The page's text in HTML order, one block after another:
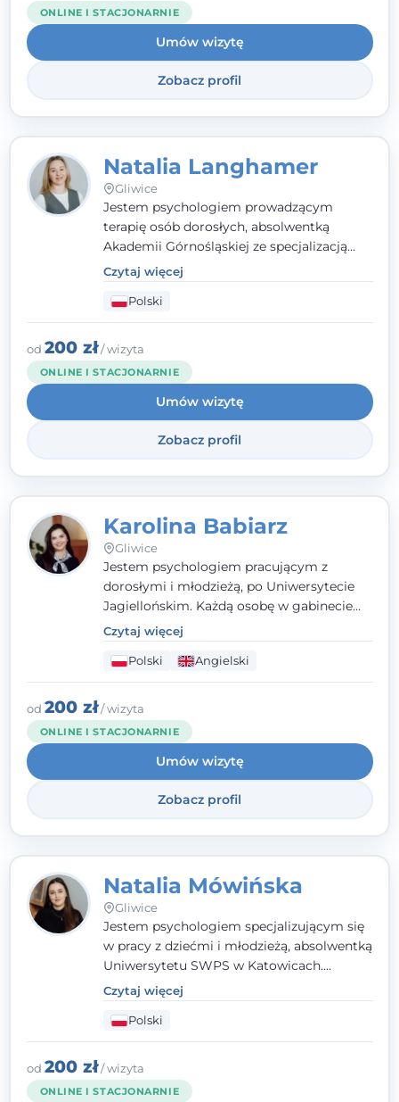
ONLINE I STACJONARNIE
Umów wizytę
Zobacz profil
Natalia Langhamer
Gliwice
Jestem psychologiem prowadzącym
terapię osób dorosłych, absolwentką
Akademii Górnośląskiej ze specjalizacją
kliniczną. Oferuję konsultacje
psychologiczne i pierwszą pomoc
psychologiczną w kryzysie, przewlekłym
stresie czy obniżonym nastroju. Każde
spotkanie traktuję z szacunkiem,
uważnością i w atmosferze zaufania.
Czytaj więcej
Polski
od 200 zł/ wizyta
ONLINE I STACJONARNIE
Umów wizytę
Zobacz profil
Karolina Babiarz
Gliwice
Jestem psychologiem pracującym z
dorosłymi i młodzieżą, po Uniwersytecie
Jagiellońskim. Każdą osobę w gabinecie
traktuję jak osobną historię, którą poznaję,
budując relację opartą na zaufaniu i
empatii. Przyjmuję w Poradni Teraply.pl w
Gliwicach oraz online, po polsku i po
angielsku.
Czytaj więcej
Polski Angielski
od 200 zł/ wizyta
ONLINE I STACJONARNIE
Umów wizytę
Zobacz profil
Natalia Mówińska
Gliwice
Jestem psychologiem specjalizującym się
w pracy z dziećmi i młodzieżą, absolwentką
Uniwersytetu SWPS w Katowicach.
Prowadzę konsultacje oraz terapię
nastawioną na potrzeby dziecka i jego
rodziny. Najważniejsze jest dla mnie
stworzenie bezpiecznego miejsca, w
którym dziecko czuje się zauważone i
zrozumiane.
Czytaj więcej
Polski
od 200 zł/ wizyta
ONLINE I STACJONARNIE